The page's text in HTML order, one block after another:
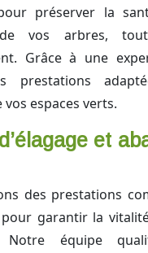
préserver la
de vos arbres,
Grâce à une
prestations
espaces verts.
et
des prestations
pour garantir la
Notre équipe